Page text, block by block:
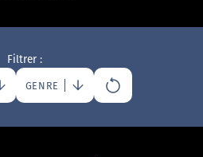
Filtrer :
GENRE